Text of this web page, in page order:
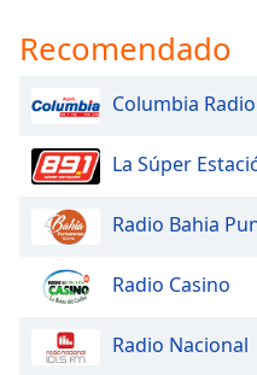
Recomendado
Columbia Radio
La Súper
Radio Bahia
Radio Casino
Radio Nacional